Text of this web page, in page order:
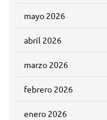
mayo 2026
abril 2026
marzo 2026
febrero 2026
enero 2026